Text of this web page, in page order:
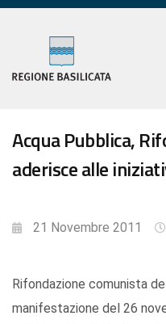
Acqua Pubblica,
aderisce alle
21 Novembre 2011
Rifondazione comunista
manifestazione del 26